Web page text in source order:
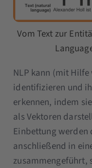
Vom Text zur
NLP kann (mit
identifizieren und
erkennen, indem
als Vektoren
Einbettung werden
anschließend in
zusammengeführt,